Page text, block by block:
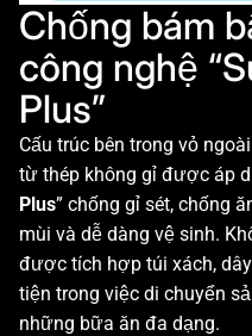
Chống bám
công nghệ
Plus”
Cấu trúc bên trong vỏ
từ thép không gỉ được áp
Plus” chống gỉ sét, chống
mùi và dễ dàng vệ sinh.
được tích hợp túi xách,
tiện trong việc di chuyển
những bữa ăn đa dạng.